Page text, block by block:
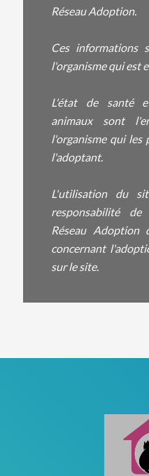
Réseau Adoption.
Ces informations
l'organisme qui est
L'état de santé
animaux sont
l'organisme qui
l'adoptant.
L'utilisation du
responsabilité
Réseau Adoption
concernant
sur le site.